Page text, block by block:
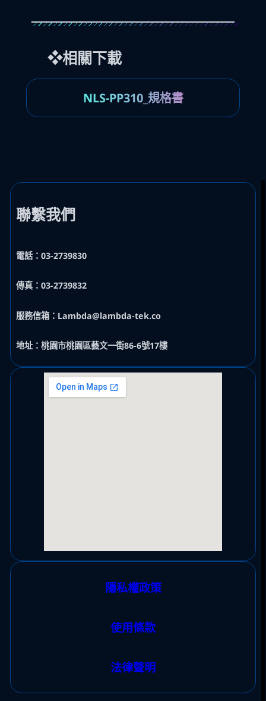
❖相關下載
NLS-PP310_規格書
聯繫我們
電話：03-2739830
傳真：03-2739832
服務信箱：Lambda@lambda-tek.co
地址：桃園市桃園區藝文一街86-6號17樓
隱私權政策
使用條款
法律聲明